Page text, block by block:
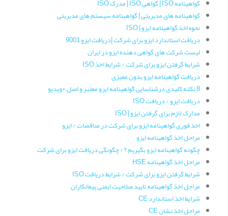
گواهینامه ISO | گواهی ISO | مدرک ISO
گواهینامه های مدیریتی | گواهینامه سیستم های مدیریتی
نحوه اخذ گواهینامه ایزو | ISO
دریافت استاندارد ایزو برای شرکت |دریافت ایزو 9001
لیست شرکت های گواهی دهنده ایزو در ایران
شرایط گرفتن ایزو برای شرکت / شرایط اخذ ISO
دریافت گواهینامه ایزو بدون ممیزی
8 نکته کلیدی درشناسایی گواهینامه ایزو معتبر و اصل +ویدیو
دریافت ایزو / دریافت ISO
مدارک لازم برای گرفتن ایزو | ISO
اخذ فوری گواهینامه ایزو برای شرکت در مناقصات / ایزو
مراحل اخذ گواهینامه ایزو
چگونه گواهینامه ایزو بگیریم ؟ / چگونگی دریافت ایزو برای شرکت
مراحل اخذ گواهینامه HSE
شرایط گرفتن ایزو برای شرکت / شرایط دریافت ISO
مراحل اخذ گواهینامه تایید صلاحیت ایمنی پیمانکاران
شرایط اخذ استاندارد CE
مراحل اخذ نشان CE